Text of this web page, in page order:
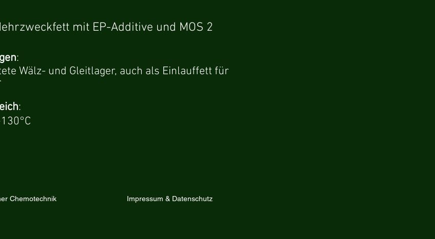
mit EP-Additive und MOS 2
:
Wälz- und Gleitlager, auch als Einlauffett für
:
Chemotechnik Impressum & Datenschutz